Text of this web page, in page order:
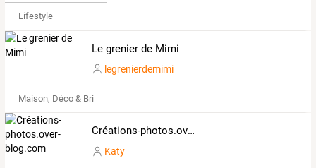
Lifestyle
Le grenier de Mimi
legrenierdemimi
Maison, Déco & Bricolage
Créations-photos.over-blog.com
Katy